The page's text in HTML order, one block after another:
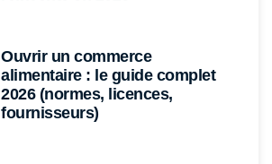
Ouvrir un commerce
alimentaire : le guide complet
2026 (normes, licences,
fournisseurs)